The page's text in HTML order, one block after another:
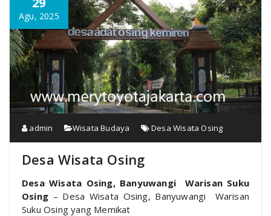
Agu, 2025
admin Wisata Budaya Desa Wisata Osing
Desa Wisata Osing
Desa Wisata Osing, Banyuwangi Warisan Suku
Osing – Desa Wisata Osing, Banyuwangi Warisan
Suku Osing yang Memikat